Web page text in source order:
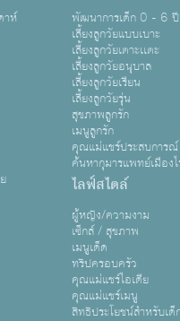
าห์
พัฒนาการเด็ก 0 - 6 ปี
เลี้ยงลูกวัยแบบเบาะ
เลี้ยงลูกวัยเตาะเเตะ
เลี้ยงลูกวัยอนุบาล
เลี้ยงลูกวัยเรียน
เลี้ยงลูกวัยรุ่น
สุขภาพลูกรัก
เมนูลูกรัก
คุณแม่แชร์ประสบการณ์
ค้นหากุมารแพทย์เมือง
ไลฟ์สไตล์
ผู้หญิง/ความงาม
เซ็กส์ / สุขภาพ
เมนูเด็ด
ทริปครอบครัว
คุณแม่แชร์ไอเดีย
คุณแม่แชร์เมนู
สิทธิประโยชน์สำหรับเด็